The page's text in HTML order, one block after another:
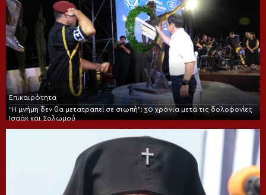
Επικαιρότητα
“Η μνήμη δεν θα μετατραπεί σε σιωπή”: 30 χρόνια μετά τις δολοφονίες
Ισαάκ και Σολωμού